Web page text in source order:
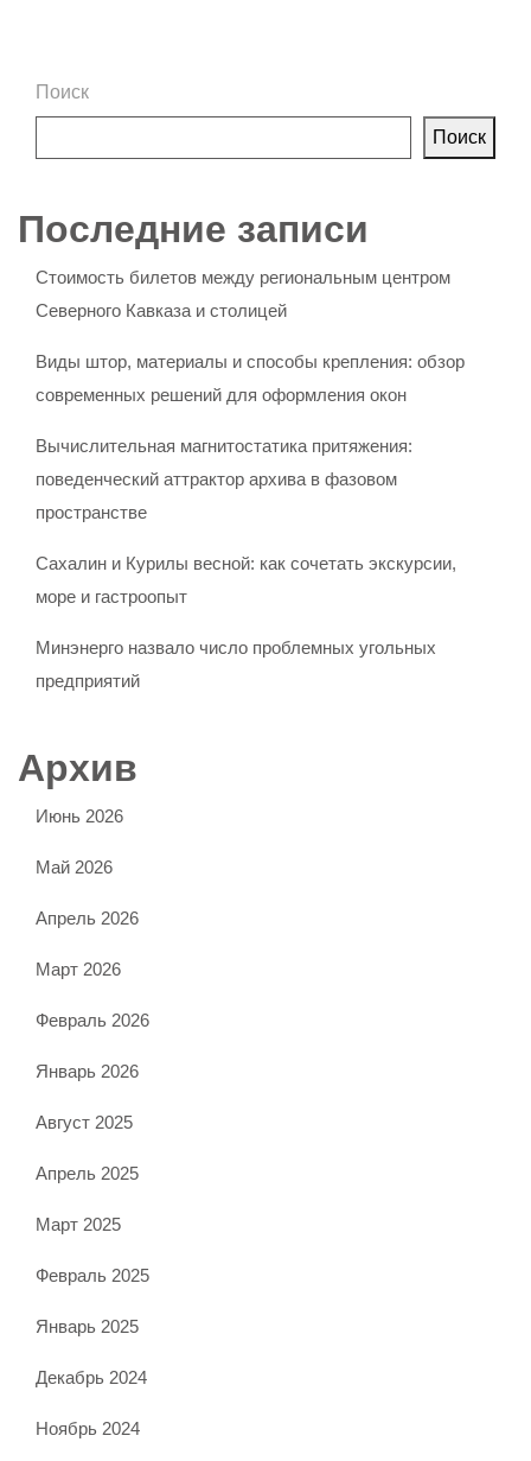
Поиск
Поиск
Последние записи
Стоимость билетов между региональным центром
Северного Кавказа и столицей
Виды штор, материалы и способы крепления: обзор
современных решений для оформления окон
Вычислительная магнитостатика притяжения:
поведенческий аттрактор архива в фазовом
пространстве
Сахалин и Курилы весной: как сочетать экскурсии,
море и гастроопыт
Минэнерго назвало число проблемных угольных
предприятий
Архив
Июнь 2026
Май 2026
Апрель 2026
Март 2026
Февраль 2026
Январь 2026
Август 2025
Апрель 2025
Март 2025
Февраль 2025
Январь 2025
Декабрь 2024
Ноябрь 2024